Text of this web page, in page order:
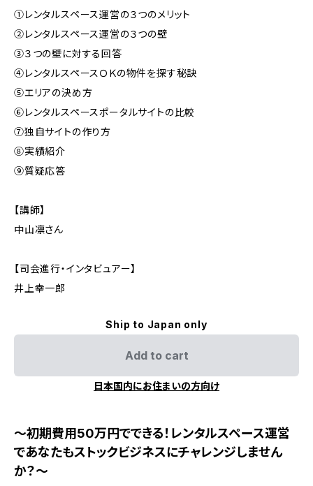
①レンタルスペース運営の３つのメリット
②レンタルスペース運営の３つの壁
③３つの壁に対する回答
④レンタルスペースＯＫの物件を探す秘訣
⑤エリアの決め方
⑥レンタルスペースポータルサイトの比較
⑦独自サイトの作り方
⑧実績紹介
⑨質疑応答
【講師】
中山凛さん
【司会進行・インタビュアー】
井上幸一郎
Ship to Japan only
Add to cart
日本国内にお住まいの方向け
～初期費用50万円でできる！レンタルスペース運営
であなたもストックビジネスにチャレンジしません
か？～